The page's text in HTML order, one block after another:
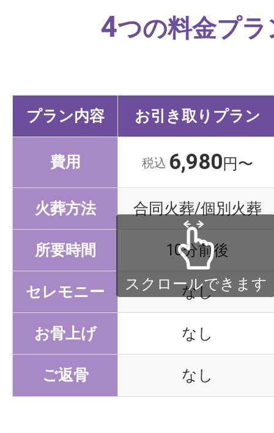
4つの料金プラ
プラン内容 お引き取りプラン
費用 税込 6,980円〜
火葬方法 合同火葬/個別火葬
所要時間 10分前後
セレモニー なし
お骨上げ なし
ご返骨 なし
スクロールできます